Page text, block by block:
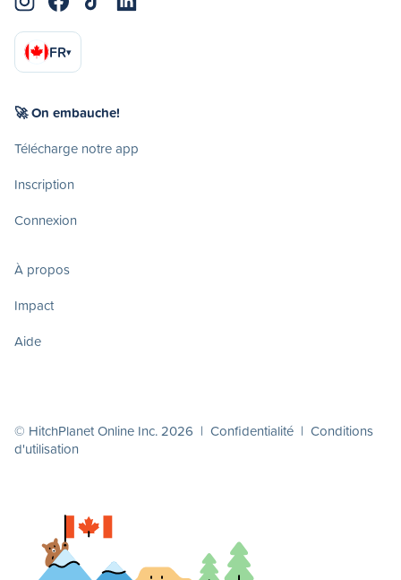
FR▾
🚀 On embauche!
Télécharge notre app
Inscription
Connexion
À propos
Impact
Aide
© HitchPlanet Online Inc. 2026 | Confidentialité | Conditions
d'utilisation